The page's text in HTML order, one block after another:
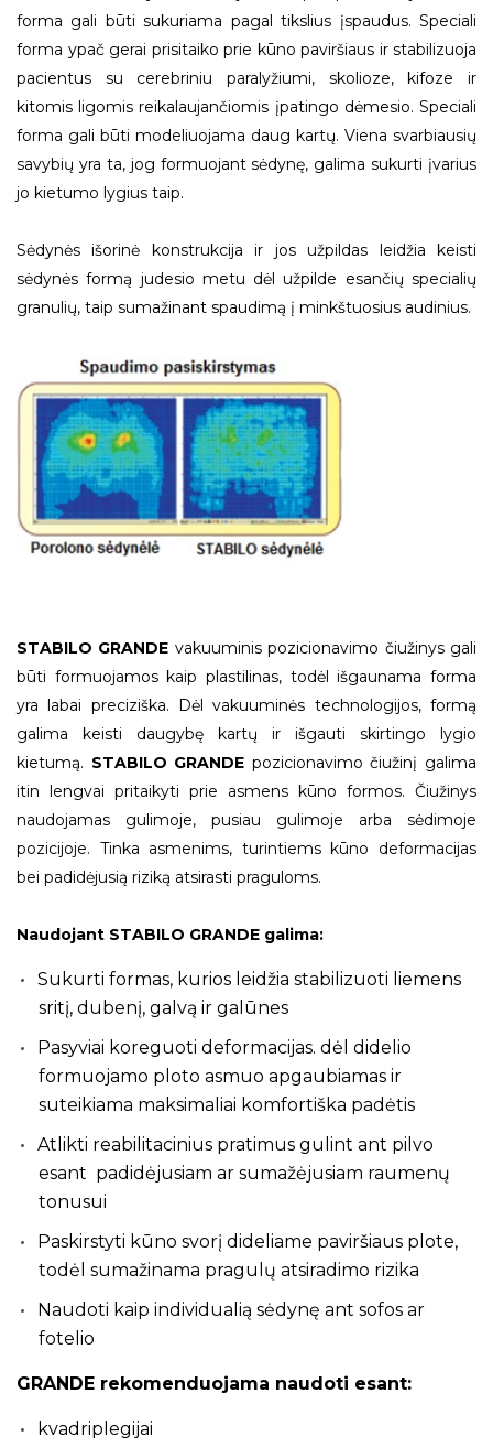
forma gali būti sukuriama pagal tikslius įspaudus. Speciali
forma ypač gerai prisitaiko prie kūno paviršiaus ir stabilizuoja
pacientus su cerebriniu paralyžiumi, skolioze, kifoze ir
kitomis ligomis reikalaujančiomis įpatingo dėmesio. Speciali
forma gali būti modeliuojama daug kartų. Viena svarbiausių
savybių yra ta, jog formuojant sėdynę, galima sukurti įvarius
jo kietumo lygius taip.
Sėdynės išorinė konstrukcija ir jos užpildas leidžia keisti
sėdynės formą judesio metu dėl užpilde esančių specialių
granulių, taip sumažinant spaudimą į minkštuosius audinius.
STABILO GRANDE vakuuminis pozicionavimo čiužinys gali
būti formuojamos kaip plastilinas, todėl išgaunama forma
yra labai preciziška. Dėl vakuuminės technologijos, formą
galima keisti daugybę kartų ir išgauti skirtingo lygio
kietumą. STABILO GRANDE pozicionavimo čiužinį galima
itin lengvai pritaikyti prie asmens kūno formos. Čiužinys
naudojamas gulimoje, pusiau gulimoje arba sėdimoje
pozicijoje. Tinka asmenims, turintiems kūno deformacijas
bei padidėjusią riziką atsirasti praguloms.
Naudojant STABILO GRANDE galima:
Sukurti formas, kurios leidžia stabilizuoti liemens
sritį, dubenį, galvą ir galūnes
Pasyviai koreguoti deformacijas. dėl didelio
formuojamo ploto asmuo apgaubiamas ir
suteikiama maksimaliai komfortiška padėtis
Atlikti reabilitacinius pratimus gulint ant pilvo
esant padidėjusiam ar sumažėjusiam raumenų
tonusui
Paskirstyti kūno svorį dideliame paviršiaus plote,
todėl sumažinama pragulų atsiradimo rizika
Naudoti kaip individualią sėdynę ant sofos ar
fotelio
GRANDE rekomenduojama naudoti esant:
kvadriplegijai